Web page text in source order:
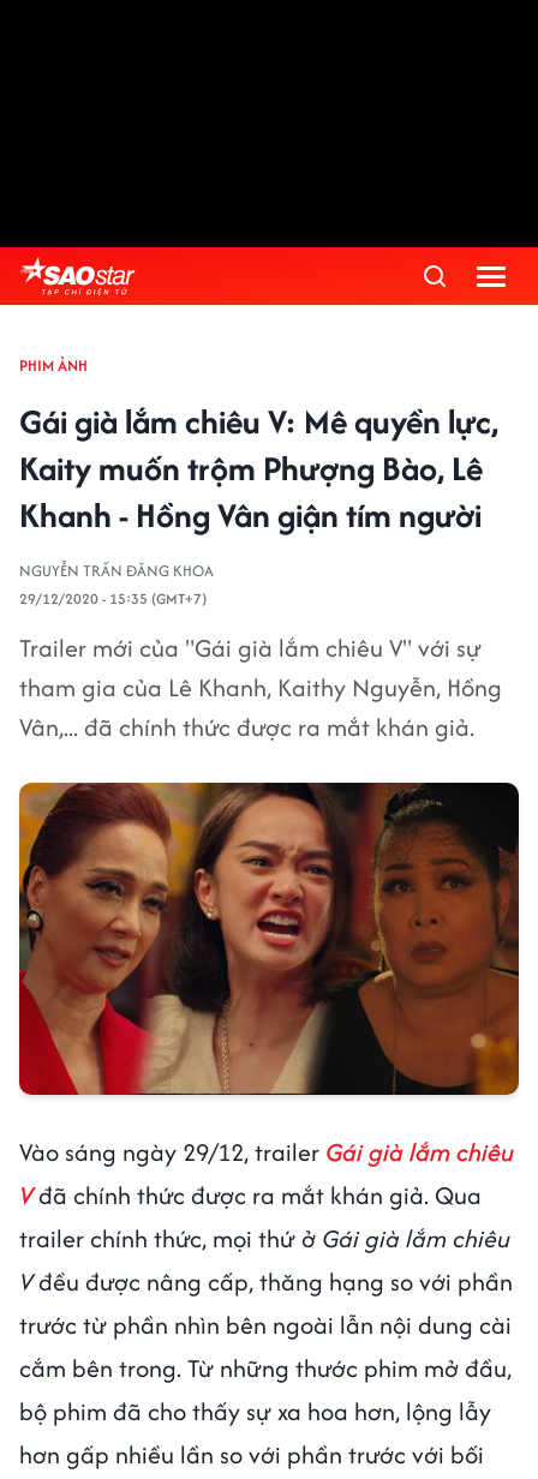
PHIM ẢNH
Gái già lắm chiêu V: Mê quyền lực,
Kaity muốn trộm Phượng Bào, Lê
Khanh - Hồng Vân giận tím người
NGUYỄN TRẦN ĐĂNG KHOA
29/12/2020 - 15:35 (GMT+7)
Trailer mới của "Gái già lắm chiêu V" với sự
tham gia của Lê Khanh, Kaithy Nguyễn, Hồng
Vân,... đã chính thức được ra mắt khán giả.
Vào sáng ngày 29/12, trailer Gái già lắm chiêu
Vđã chính thức được ra mắt khán giả. Qua
trailer chính thức, mọi thứ ở Gái già lắm chiêu
Vđều được nâng cấp, thăng hạng so với phần
trước từ phần nhìn bên ngoài lẫn nội dung cài
cắm bên trong. Từ những thước phim mở đầu,
bộ phim đã cho thấy sự xa hoa hơn, lộng lẫy
hơn gấp nhiều lần so với phần trước với bối